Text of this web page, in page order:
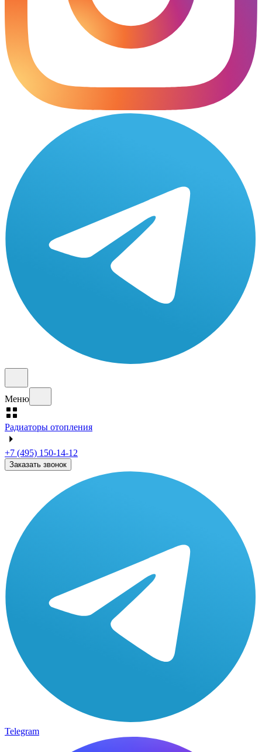
Меню
Радиаторы отопления
+7 (495) 150-14-12
Заказать звонок
Telegram